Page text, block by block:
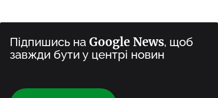
Підпишись на Google News, щоб
завжди бути у центрі новин